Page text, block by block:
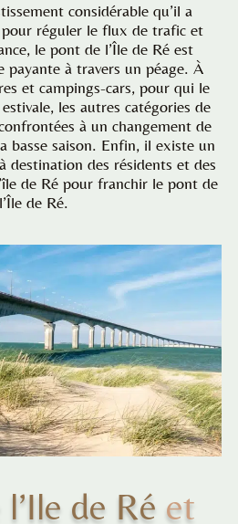
considérable qu’il a
pour réguler le flux de trafic et
le pont de l’Île de Ré est
payante à travers un péage. À
et campings-cars, pour qui le
les autres catégories de
à un changement de
basse saison. Enfin, il existe un
destination des résidents et des
de Ré pour franchir le pont de
l’Île de Ré.
de Ré et